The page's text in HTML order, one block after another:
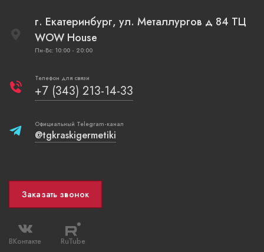
г. Екатеринбург, ул. Металлургов д 84 ТЦ
WOW House
Пн-Вс: 10:00 - 20:00
Телефон для связи
+7 (343) 213-14-33
Официальный Telegram-канал
@tgkraskigermetiki
Заказать звонок
ВКонтакте RuTube